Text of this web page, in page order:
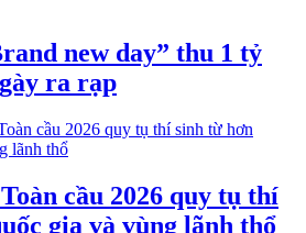
new day” thu 1 tỷ
ra rạp
cầu 2026 quy tụ thí
gia và vùng lãnh thổ